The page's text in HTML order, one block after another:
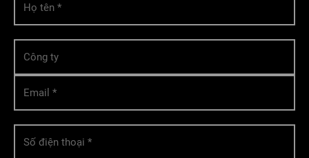
Họ tên *
Công ty
Email *
Số điện thoại *